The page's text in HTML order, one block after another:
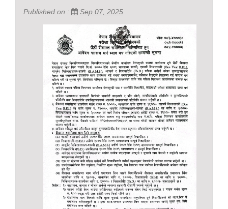
Published on : Sep 07, 2025